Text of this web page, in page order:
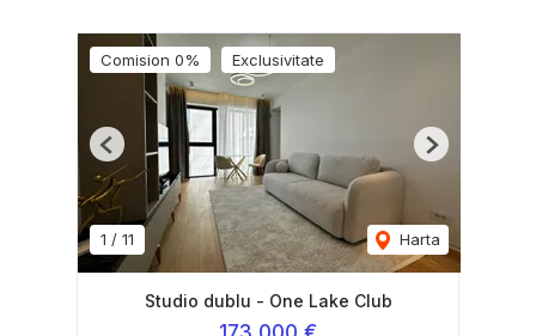
Comision 0% Exclusivitate
1 / 11 Harta
Previous Next
Studio dublu - One Lake Club